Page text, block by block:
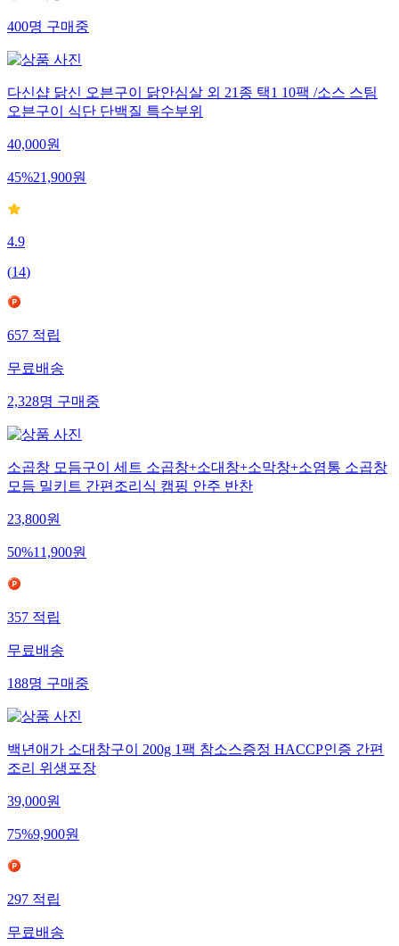
400명 구매중
다신샵 닭신 오븐구이 닭안심살 외 21종 택1 10팩 /소스 스팀
오븐구이 식단 단백질 특수부위
40,000원
45%21,900원
4.9
(14)
657 적립
무료배송
2,328명 구매중
소곱창 모듬구이 세트 소곱창+소대창+소막창+소염통 소곱창
모듬 밀키트 간편조리식 캠핑 안주 반찬
23,800원
50%11,900원
357 적립
무료배송
188명 구매중
백년애가 소대창구이 200g 1팩 참소스증정 HACCP인증 간편
조리 위생포장
39,000원
75%9,900원
297 적립
무료배송